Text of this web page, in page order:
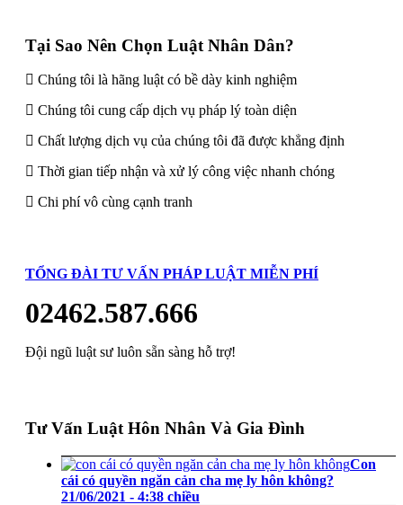
Tại Sao Nên Chọn Luật Nhân Dân?
Chúng tôi là hãng luật có bề dày kinh nghiệm
Chúng tôi cung cấp dịch vụ pháp lý toàn diện
Chất lượng dịch vụ của chúng tôi đã được khẳng định
Thời gian tiếp nhận và xử lý công việc nhanh chóng
Chi phí vô cùng cạnh tranh
TỔNG ĐÀI TƯ VẤN PHÁP LUẬT MIỄN PHÍ
02462.587.666
Đội ngũ luật sư luôn sẵn sàng hỗ trợ!
Tư Vấn Luật Hôn Nhân Và Gia Đình
Con
cái có quyền ngăn cản cha mẹ ly hôn không?
21/06/2021 - 4:38 chiều